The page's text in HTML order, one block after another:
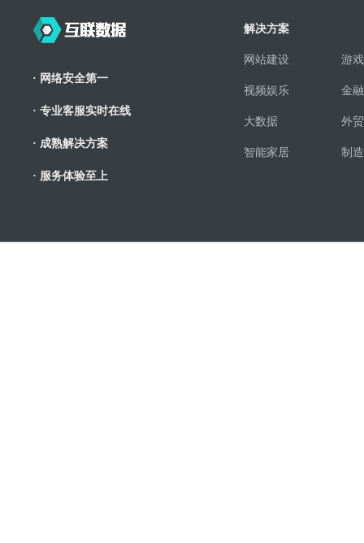
· 网络安全第一
· 专业客服实时在线
· 成熟解决方案
· 服务体验至上
解决方案
网站建设 游
视频娱乐 金
大数据 外
智能家居 制